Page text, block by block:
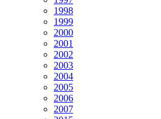
1998
1999
2000
2001
2002
2003
2004
2005
2006
2007